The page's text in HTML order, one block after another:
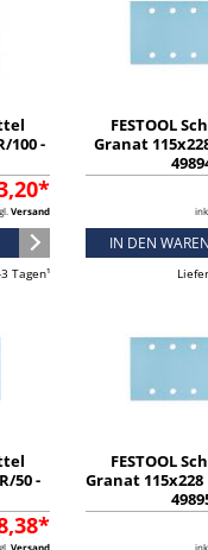
100 -
Versand
Tagen¹
FESTOOL
Granat
IN DEN
50 -
Versand
FESTOOL
Granat 115x228